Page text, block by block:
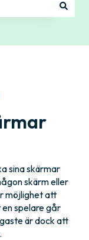
sina skärmar
skärm eller
möjlighet att
spelare går
är dock att